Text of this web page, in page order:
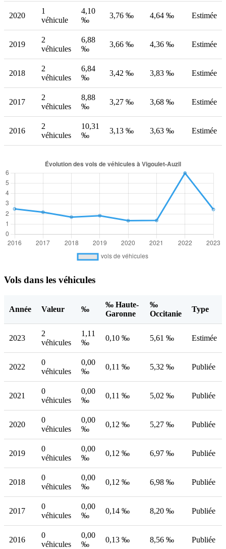
2020
1
véhicule
4,10
‰
3,76 ‰ 4,64 ‰ Estimée
2019
2
véhicules
6,88
‰
3,66 ‰ 4,36 ‰ Estimée
2018
2
véhicules
6,84
‰
3,42 ‰ 3,83 ‰ Estimée
2017
2
véhicules
8,88
‰
3,27 ‰ 3,68 ‰ Estimée
2016
2
véhicules
10,31
‰
3,13 ‰ 3,63 ‰ Estimée
Vols dans les véhicules
Année Valeur ‰
‰ Haute-
Garonne
‰
Occitanie
Type
2023
2
véhicules
1,11
‰
0,10 ‰ 5,61 ‰ Estimée
2022
0
véhicules
0,00
‰
0,11 ‰ 5,32 ‰ Publiée
2021
0
véhicules
0,00
‰
0,11 ‰ 5,02 ‰ Publiée
2020
0
véhicules
0,00
‰
0,12 ‰ 5,27 ‰ Publiée
2019
0
véhicules
0,00
‰
0,12 ‰ 6,97 ‰ Publiée
2018
0
véhicules
0,00
‰
0,12 ‰ 6,98 ‰ Publiée
2017
0
véhicules
0,00
‰
0,14 ‰ 8,20 ‰ Publiée
2016
0
véhicules
0,00
‰
0,13 ‰ 8,56 ‰ Publiée